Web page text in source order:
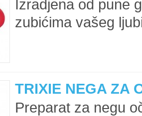
Izradjena od pune
zubićima vašeg
TRIXIE NEGA ZA
Preparat za negu